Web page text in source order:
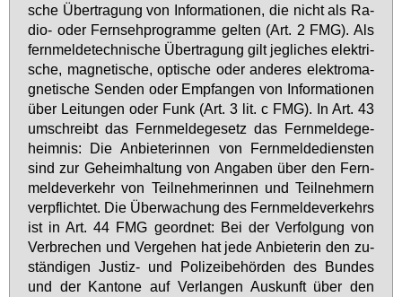
sche Über­tra­gung von In­for­ma­tio­nen, die nicht als Ra­
dio- oder Fern­seh­pro­gram­me gel­ten (Art. 2 FMG). Als
fern­mel­de­tech­ni­sche Über­tra­gung gilt jeg­li­ches elek­tri­
sche, ma­gne­ti­sche, op­ti­sche oder an­de­res elek­tro­ma­
gne­ti­sche Sen­den oder Emp­fan­gen von In­for­ma­tio­nen
über Lei­tun­gen oder Funk (Art. 3 lit. c FMG). In Art. 43
um­schreibt das Fern­mel­de­ge­setz das Fern­mel­de­ge­
heim­nis: Die An­bie­te­rin­nen von Fern­mel­de­diens­ten
sind zur Ge­heim­hal­tung von An­ga­ben über den Fern­
mel­de­ver­kehr von Teil­neh­me­rin­nen und Teil­neh­mern
ver­pflich­tet. Die Über­wa­chung des Fern­mel­de­ver­kehrs
ist in Art. 44 FMG ge­ord­net: Bei der Ver­fol­gung von
Ver­bre­chen und Ver­ge­hen hat je­de An­bie­te­rin den zu­
stän­di­gen Jus­tiz- und Po­li­zei­be­hör­den des Bun­des
und der Kan­to­ne auf Ver­lan­gen Aus­kunft über den